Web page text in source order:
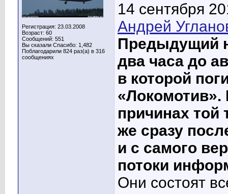
Регистрация: 23.03.2008
Возраст: 60
Сообщений: 551
Вы сказали Спасибо: 1,482
Поблагодарили 824 раз(а) в 316
сообщениях
14 сентября
Андрей
Предыдущий
два часа до
в которой
«Локомотив».
причинах
же сразу
и с самого
потоки
Они состоят